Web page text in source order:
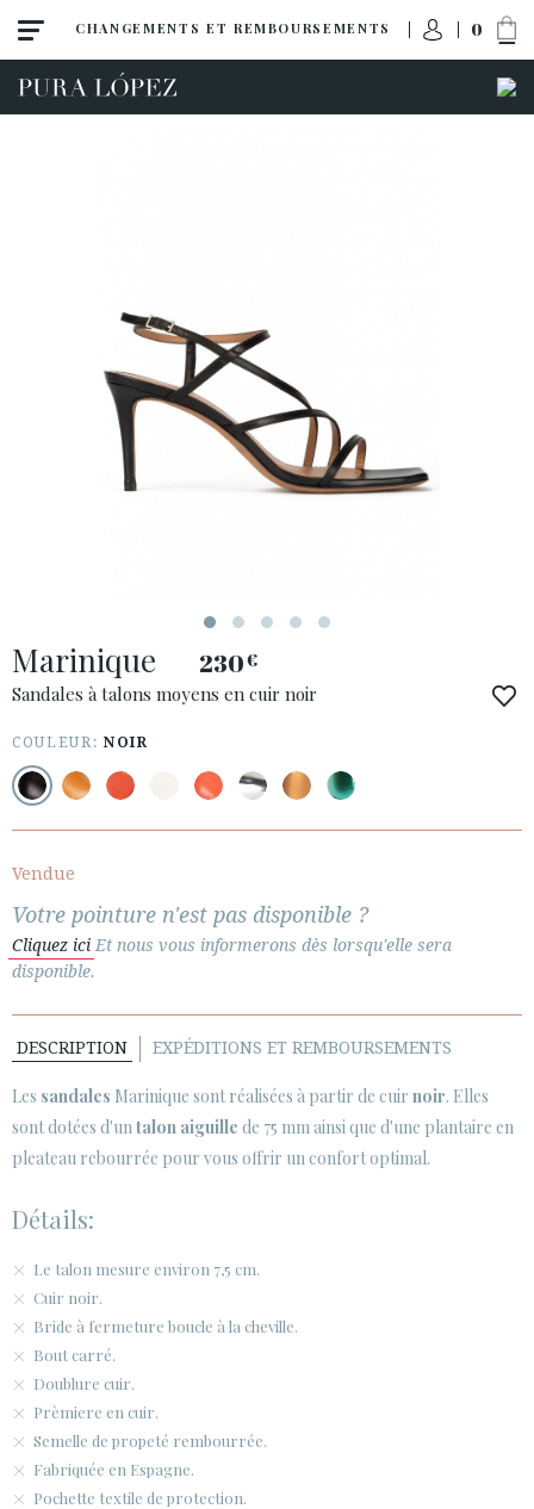
CHANGEMENTS ET REMBOURSEMENTS 0
· SERVICE CLIENT
· EXPÉDITIONS
· POLITIQUE DE CONFIDENTIALITÉ
· TERMES ET CONDITIONS
· INFORMATION LÉGALE

ESPACE CLIENTS B2B
Marinique 230€
Sandales à talons moyens en cuir noir
COULEUR:NOIR
Vendue
Votre pointure n'est pas disponible ?
Cliquez ici Et nous vous informerons dès lorsqu'elle sera
disponible.
DESCRIPTION EXPÉDITIONS ET REMBOURSEMENTS
Les sandales Marinique sont réalisées à partir de cuir noir. Elles
sont dotées d'untalon aiguille de 75 mm ainsi que d'une plantaire en
pleateau rebourrée pour vous offrir un confort optimal.
Détails:
Le talon mesure environ 7,5 cm.
Cuir noir.
Bride à fermeture boucle à la cheville.
Bout carré.
Doublure cuir.
Prèmiere en cuir.
Semelle de propeté rembourrée.
Fabriquée en Espagne.
Pochette textile de protection.